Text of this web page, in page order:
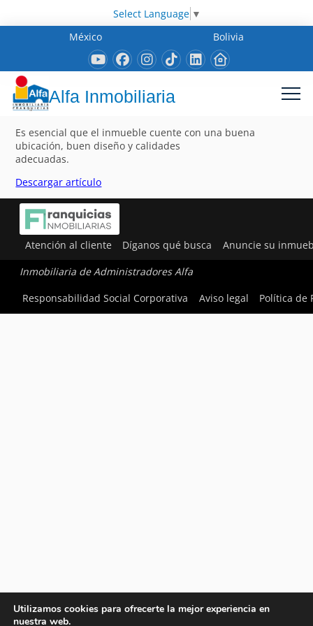
Select Language ▼
México
Bolivia
Alfa Inmobiliaria
Es esencial que el inmueble cuente con una buena
ubicación, buen diseño y calidades
adecuadas.
Descargar artículo
Atención al cliente Díganos qué busca Anuncie su
Inmobiliaria de Administradores Alfa
Responsabilidad Social Corporativa
Aviso legal Política de
Utilizamos cookies para ofrecerte la mejor experiencia en
nuestra web.